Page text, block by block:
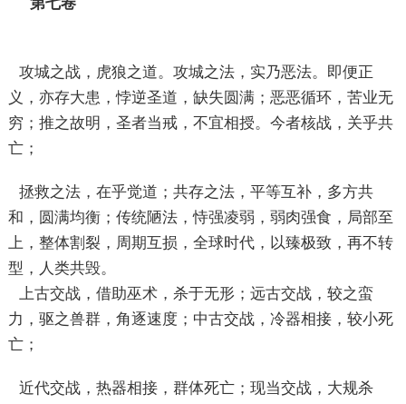
第七卷
攻城之战，虎狼之道。攻城之法，实乃恶法。即便正
义，亦存大患，悖逆圣道，缺失圆满；恶恶循环，苦业无
穷；推之故明，圣者当戒，不宜相授。今者核战，关乎共
亡；
拯救之法，在乎觉道；共存之法，平等互补，多方共
和，圆满均衡；传统陋法，恃强凌弱，弱肉强食，局部至
上，整体割裂，周期互损，全球时代，以臻极致，再不转
型，人类共毁。
上古交战，借助巫术，杀于无形；远古交战，较之蛮
力，驱之兽群，角逐速度；中古交战，冷器相接，较小死
亡；
近代交战，热器相接，群体死亡；现当交战，大规杀